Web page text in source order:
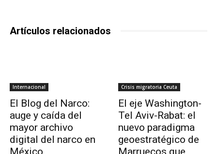
Artículos relacionados
Internacional
El Blog del Narco:
auge y caída del
mayor archivo
digital del narco en
México
Crisis migratoria Ceuta
El eje Washington-
Tel Aviv-Rabat: el
nuevo paradigma
geoestratégico de
Marruecos que